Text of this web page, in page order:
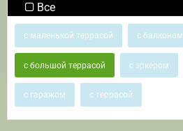
Все
с маленькой террасой с балконом
с большой террасой с эркером
с гаражом с террасой